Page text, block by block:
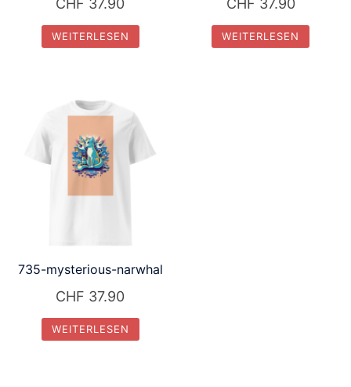
WEITERLESEN WEITERLESEN
735-mysterious-narwhal
CHF 37.90
WEITERLESEN